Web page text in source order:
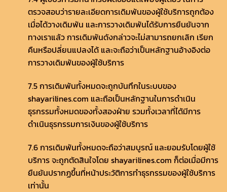
ตรวจสอบว่ารายละเอียดการเดิมพันของผู้ใช้บริการถูกต้อง
เมื่อได้วางเดิมพัน และการวางเดิมพันได้รับการยืนยันจาก
ทางเราแล้ว การเดิมพันดังกล่าวจะไม่สามารถยกเลิก เรียก
คืนหรือปลี่ยนแปลงได้ และจะถือว่าเป็นหลักฐานอ้างอิงต่อ
การวางเดิมพันของผู้ใช้บริการ
7.5 การเดิมพันทั้งหมดจะถูกบันทึกในระบบของ
shayarilines.com และถือเป็นหลักฐานในการดำเนิน
ธุรกรรมทั้งหมดของทั้งสองฝ่าย รวมทั้งเวลาที่ได้มีการ
ดำเนินธุรกรรมการเงินของผู้ใช้บริการ
7.6 การเดิมพันทั้งหมดจะถือว่าสมบูรณ์ และยอมรับโดยผู้ใช้
บริการ จะถูกตัดสินใจโดย shayarilines.com ก็ต่อเมื่อมีการ
ยืนยันปรากฏขึ้นที่หน้าประวัติการทำธุรกรรมของผู้ใช้บริการ
เท่านั้น